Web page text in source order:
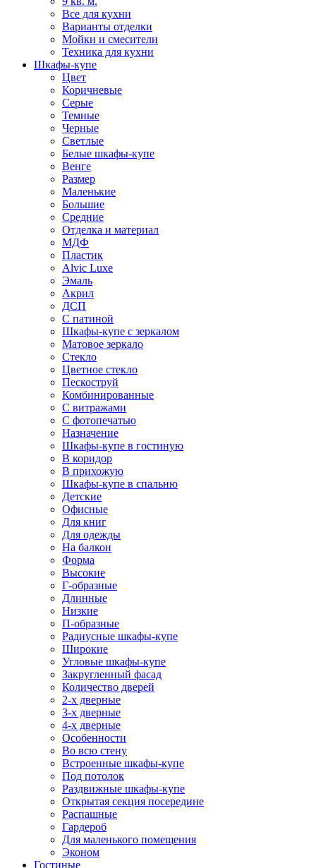
Все для кухни
Варианты отделки
Мойки и смесители
Техника для кухни
Шкафы-купе
Цвет
Коричневые
Серые
Темные
Черные
Светлые
Белые шкафы-купе
Венге
Размер
Маленькие
Большие
Средние
Отделка и материал
МДФ
Пластик
Alvic Luxe
Эмаль
Акрил
ДСП
С патиной
Шкафы-купе с зеркалом
Матовое зеркало
Стекло
Цветное стекло
Пескоструй
Комбинированные
С витражами
С фотопечатью
Назначение
Шкафы-купе в гостиную
В коридор
В прихожую
Шкафы-купе в спальню
Детские
Офисные
Для книг
Для одежды
На балкон
Форма
Высокие
Г-образные
Длинные
Низкие
П-образные
Радиусные шкафы-купе
Широкие
Угловые шкафы-купе
Закругленный фасад
Количество дверей
2-х дверные
3-х дверные
4-х дверные
Особенности
Во всю стену
Встроенные шкафы-купе
Под потолок
Раздвижные шкафы-купе
Открытая секция посередине
Распашные
Гардероб
Для маленького помещения
Эконом
Гостиные